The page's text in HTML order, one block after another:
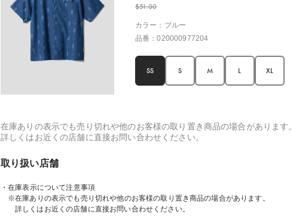
$‌51.00
カラー：ブルー
品番：020000977204
SS S M L XL
在庫ありの表示でも売り切れや他のお客様の取り置き商品の場合があります。
詳しくはお近くの店舗に直接お問い合わせください。
取り扱い店舗
・在庫表示について注意事項
※在庫ありの表示でも売り切れや他のお客様の取り置き商品の場合があります。
詳しくはお近くの店舗に直接お問い合わせください。